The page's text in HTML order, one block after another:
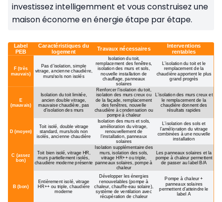
investissez intelligemment et vous construisez une
maison économe en énergie étape par étape.